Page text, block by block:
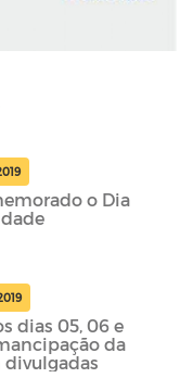
o Dia
dias 05, 06 e
da